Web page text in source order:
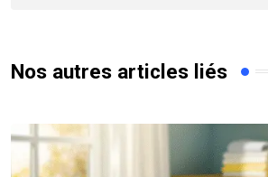
Nos autres articles liés